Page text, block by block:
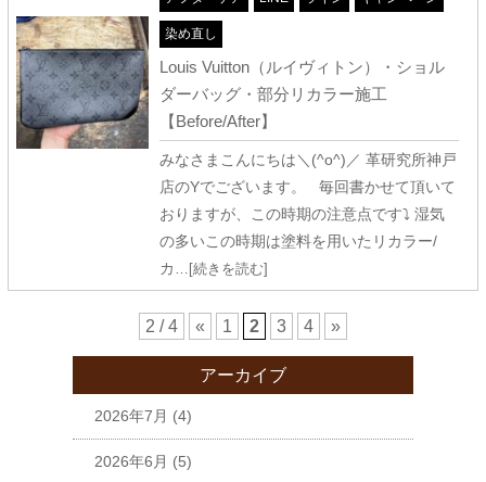
染め直し
Louis Vuitton（ルイヴィトン）・ショル
ダーバッグ・部分リカラー施工
【Before/After】
みなさまこんにちは＼(^o^)／ 革研究所神戸
店のYでございます。 毎回書かせて頂いて
おりますが、この時期の注意点です⤵ 湿気
の多いこの時期は塗料を用いたリカラー/
カ …[続きを読む]
2 / 4 « 1 2 3 4 »
アーカイブ
2026年7月 (4)
2026年6月 (5)